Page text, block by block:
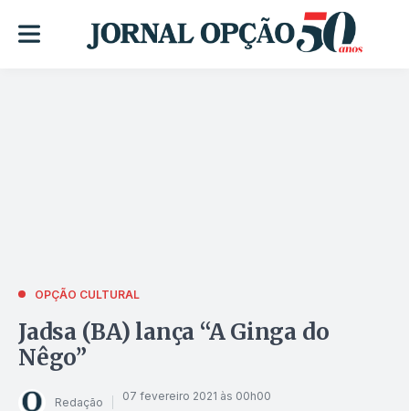
OPÇÃO CULTURAL
Jadsa (BA) lança “A Ginga do
Nêgo”
Redação 07 fevereiro 2021 às 00h00